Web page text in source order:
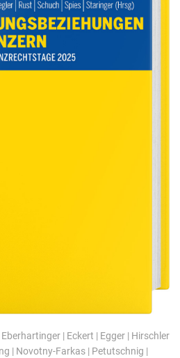
Eberhartinger | Eckert | Egger | Hirschler
| Novotny-Farkas | Petutschnig |